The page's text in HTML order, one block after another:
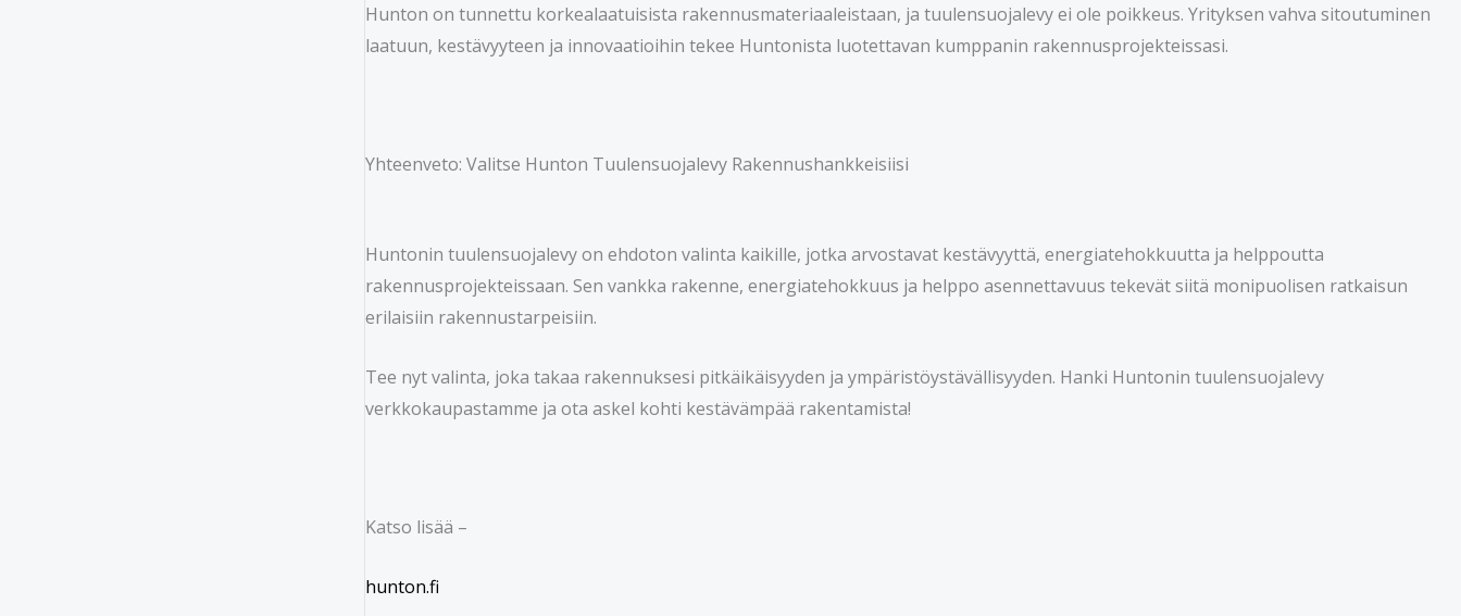
Hunton on tunnettu korkealaatuisista rakennusmateriaaleistaan, ja tuulensuojalevy ei ole poikkeus. Yrityksen vahva sitoutuminen
laatuun, kestävyyteen ja innovaatioihin tekee Huntonista luotettavan kumppanin rakennusprojekteissasi.
Yhteenveto: Valitse Hunton Tuulensuojalevy Rakennushankkeisiisi
Huntonin tuulensuojalevy on ehdoton valinta kaikille, jotka arvostavat kestävyyttä, energiatehokkuutta ja helppoutta
rakennusprojekteissaan. Sen vankka rakenne, energiatehokkuus ja helppo asennettavuus tekevät siitä monipuolisen ratkaisun
erilaisiin rakennustarpeisiin.
Tee nyt valinta, joka takaa rakennuksesi pitkäikäisyyden ja ympäristöystävällisyyden. Hanki Huntonin tuulensuojalevy
verkkokaupastamme ja ota askel kohti kestävämpää rakentamista!
Katso lisää –
hunton.fi